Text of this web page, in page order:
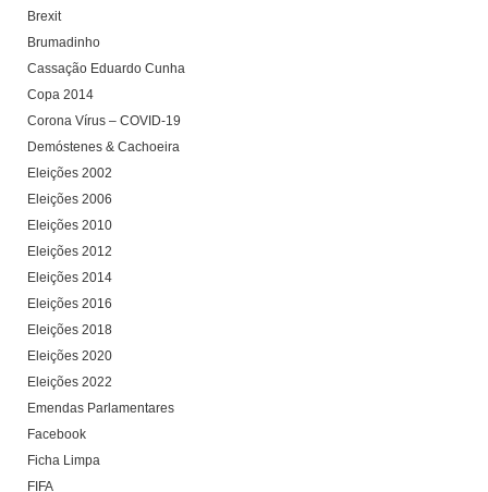
Brexit
Brumadinho
Cassação Eduardo Cunha
Copa 2014
Corona Vírus – COVID-19
Demóstenes & Cachoeira
Eleições 2002
Eleições 2006
Eleições 2010
Eleições 2012
Eleições 2014
Eleições 2016
Eleições 2018
Eleições 2020
Eleições 2022
Emendas Parlamentares
Facebook
Ficha Limpa
FIFA